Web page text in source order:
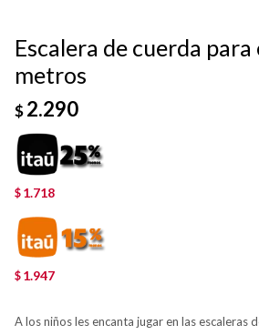
Escalera de cuerda para
metros
$2.290
$ 1.718
$ 1.947
A los niños les encanta jugar en las